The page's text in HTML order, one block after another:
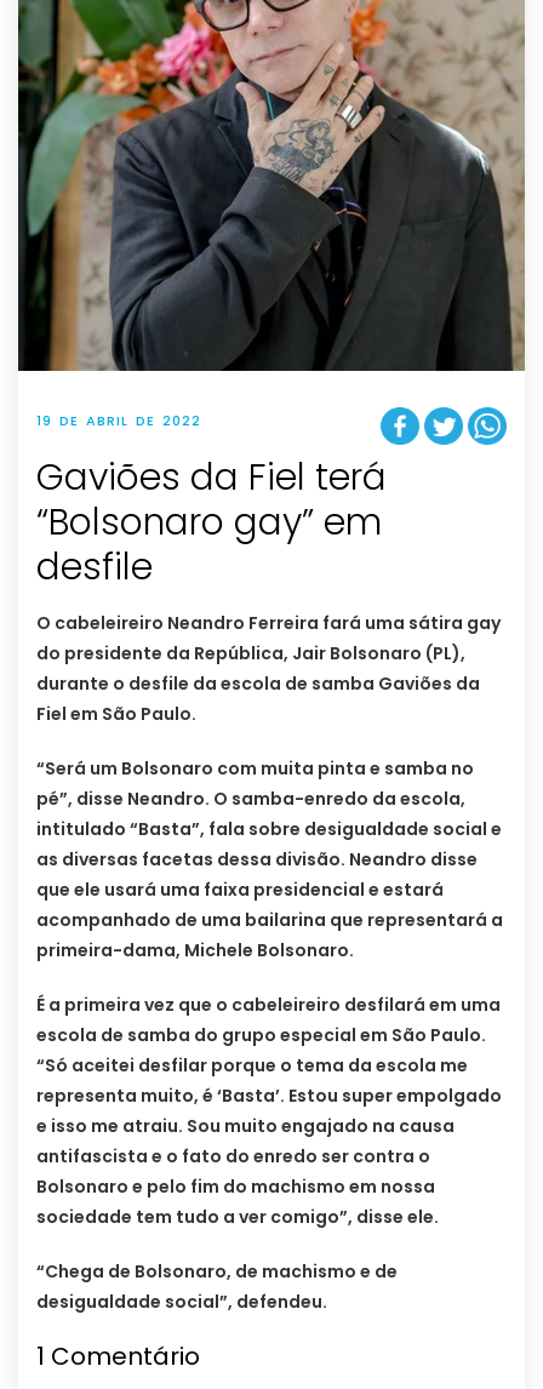
19 DE ABRIL DE 2022
Gaviões da Fiel terá
“Bolsonaro gay” em
desfile
O cabeleireiro Neandro Ferreira fará uma sátira gay
do presidente da República, Jair Bolsonaro (PL),
durante o desfile da escola de samba Gaviões da
Fiel em São Paulo.
“Será um Bolsonaro com muita pinta e samba no
pé”, disse Neandro. O samba-enredo da escola,
intitulado “Basta”, fala sobre desigualdade social e
as diversas facetas dessa divisão. Neandro disse
que ele usará uma faixa presidencial e estará
acompanhado de uma bailarina que representará a
primeira-dama, Michele Bolsonaro.
É a primeira vez que o cabeleireiro desfilará em uma
escola de samba do grupo especial em São Paulo.
“Só aceitei desfilar porque o tema da escola me
representa muito, é ‘Basta’. Estou super empolgado
e isso me atraiu. Sou muito engajado na causa
antifascista e o fato do enredo ser contra o
Bolsonaro e pelo fim do machismo em nossa
sociedade tem tudo a ver comigo”, disse ele.
“Chega de Bolsonaro, de machismo e de
desigualdade social”, defendeu.
1 Comentário